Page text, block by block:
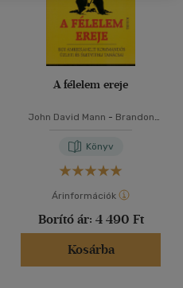
A félelem ereje
John David Mann - Brandon
Könyv
Árinformációk
Borító ár: 4 490 Ft
Kosárba